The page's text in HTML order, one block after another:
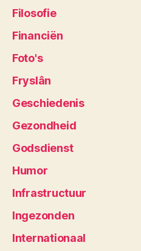
Filosofie
Financiën
Foto's
Fryslân
Geschiedenis
Gezondheid
Godsdienst
Humor
Infrastructuur
Ingezonden
Internationaal